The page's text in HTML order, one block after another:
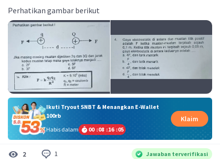
Perhatikan gambar berikut
Ikuti Tryout SNBT & Menangkan E-Wallet
100rb
Habis dalam
00 :08 :16 :04
Klaim
2 1 Jawaban terverifikasi